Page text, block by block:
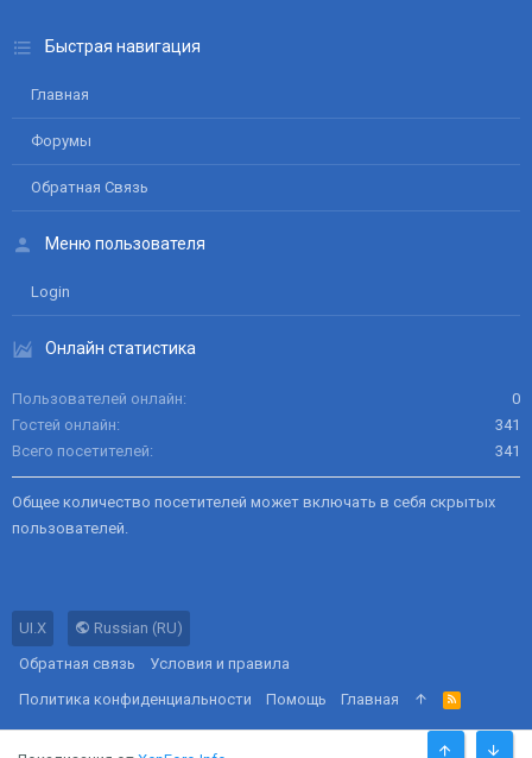
Быстрая навигация
Главная
Форумы
Обратная Связь
Меню пользователя
Login
Онлайн статистика
Пользователей онлайн
0
Гостей онлайн
341
Всего посетителей
341
Общее количество посетителей может включать в себя скрытых
пользователей.
UI.X
Russian (RU)
Обратная связь
Условия и правила
Политика конфиденциальности
Помощь Главная
R
S